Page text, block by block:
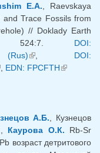
E.A. , Raevskaya
Trace Fossils from
// Doklady Earth
524:7. DOI:
(Rus)(link is external)
, DOI:
is external)
EDN: FPCFTH(link is
А.Б., Кузнецов
Каурова О.К. Rb-Sr
возраст детритового